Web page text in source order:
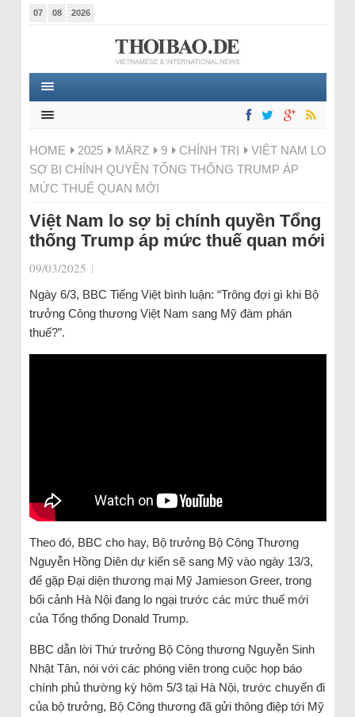
07 08 2026
HOME 2025 MÄRZ 9 CHÍNH TRỊ
VIỆT NAM LO
SỢ BỊ CHÍNH QUYỀN TỔNG THỐNG TRUMP ÁP
MỨC THUẾ QUAN MỚI
Việt Nam lo sợ bị chính quyền Tổng
thống Trump áp mức thuế quan mới
09/03/2025 |
Ngày 6/3, BBC Tiếng Việt bình luận: “Trông đợi gì khi Bộ
trưởng Công thương Việt Nam sang Mỹ đàm phán
thuế?”.
Theo đó, BBC cho hay, Bộ trưởng Bộ Công Thương
Nguyễn Hồng Diên dự kiến sẽ sang Mỹ vào ngày 13/3,
để gặp Đại diện thương mại Mỹ Jamieson Greer, trong
bối cảnh Hà Nội đang lo ngại trước các mức thuế mới
của Tổng thống Donald Trump.
BBC dẫn lời Thứ trưởng Bộ Công thương Nguyễn Sinh
Nhật Tân, nói với các phóng viên trong cuộc họp báo
chính phủ thường kỳ hôm 5/3 tại Hà Nội, trước chuyến đi
của bộ trưởng, Bộ Công thương đã gửi thông điệp tới Mỹ